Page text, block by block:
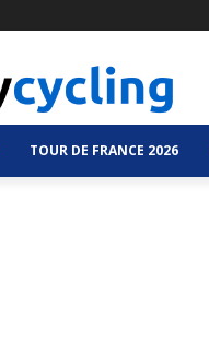
TOUR DE FRANCE 2026